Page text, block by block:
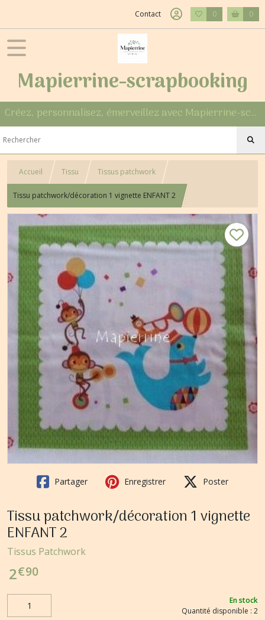
Contact 0 0
Mapierrine-scrapbooking
Créez, personnalisez, émerveillez avec Mapierrine-scrapbooking
Accueil Tissu Tissus patchwork
Tissu patchwork/décoration 1 vignette ENFANT 2
Partager Enregistrer Poster
Tissu patchwork/décoration 1 vignette
ENFANT 2
Tissus Patchwork
2€90
En stock
Quantité disponible : 2